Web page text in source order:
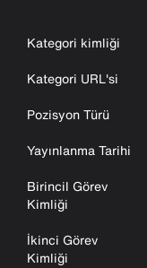
Kategori kimliği
Kategori URL'si
Pozisyon Türü
Yayınlanma Tarihi
Birincil Görev
Kimliği
İkinci Görev
Kimliği